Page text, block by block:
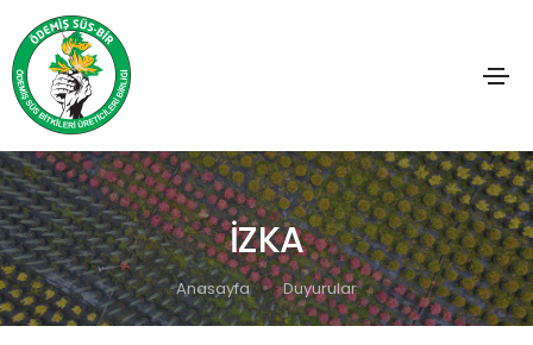
İZKA
Anasayfa Duyurular